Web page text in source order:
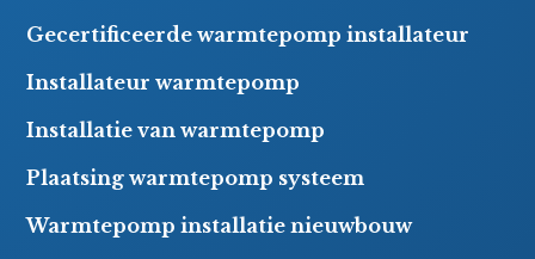
Gecertificeerde warmtepomp installateur
Installateur warmtepomp
Installatie van warmtepomp
Plaatsing warmtepomp systeem
Warmtepomp installatie nieuwbouw